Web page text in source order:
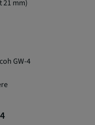
21 mm)
GW-4